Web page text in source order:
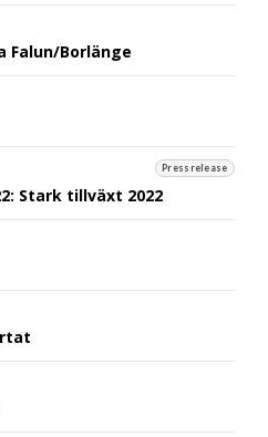
Falun/Borlänge
Pressrelease
Stark tillväxt 2022